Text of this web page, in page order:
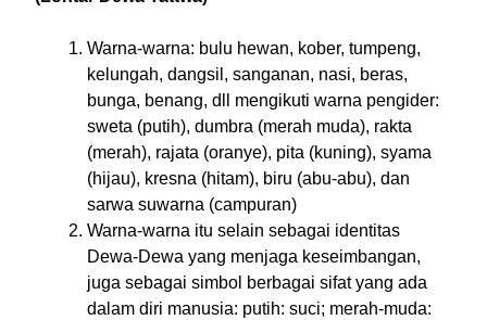
Warna-warna: bulu hewan, kober, tumpeng,
kelungah, dangsil, sanganan, nasi, beras,
bunga, benang, dll mengikuti warna pengider:
sweta (putih), dumbra (merah muda), rakta
(merah), rajata (oranye), pita (kuning), syama
(hijau), kresna (hitam), biru (abu-abu), dan
sarwa suwarna (campuran)
Warna-warna itu selain sebagai identitas
Dewa-Dewa yang menjaga keseimbangan,
juga sebagai simbol berbagai sifat yang ada
dalam diri manusia: putih: suci; merah-muda: